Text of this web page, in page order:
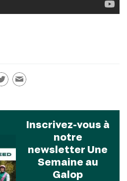
Inscrivez-vous à
notre
newsletter Une
Semaine au
Galop